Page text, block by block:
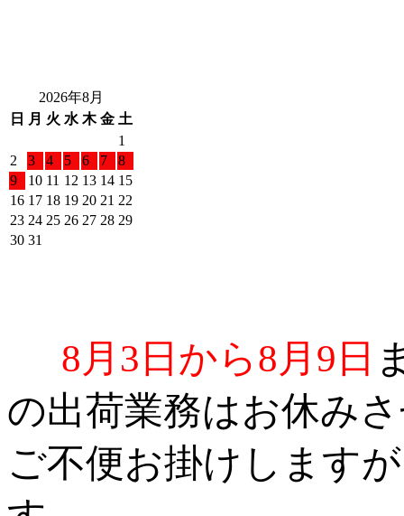
2026年8月
日
月 火 水 木 金 土
1
2
3 4 5 6 7
8
9
10 11 12 13 14 15
16 17 18 19 20 21 22
23 24 25 26 27 28 29
30 31
8月3日から8月9日
の出荷業務はお休み
ご不便お掛けします